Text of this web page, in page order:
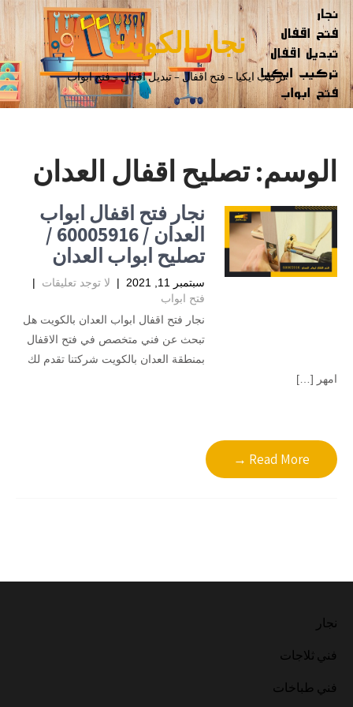
نجار الكويت
تركيب ايكيا – فتح اقفال – تبديل اقفال – فتح ابواب
الوسم:تصليح اقفال العدان
نجار فتح اقفال ابواب
العدان / 60005916 /
تصليح ابواب العدان
سبتمبر 11, 2021 | لا توجد تعليقات
|
فتح ابواب
نجار فتح اقفال ابواب العدان بالكويت هل
تبحث عن فني متخصص في فتح الاقفال
بمنطقة العدان بالكويت شركتنا تقدم لك
امهر […]
Read More →
نجار
فني ثلاجات
فني طباخات